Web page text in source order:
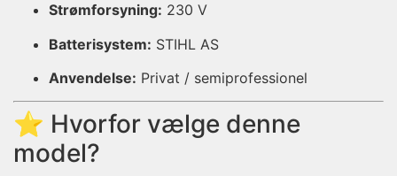
Strømforsyning: 230 V
Batterisystem: STIHL AS
Anvendelse: Privat / semiprofessionel
⭐ Hvorfor vælge denne
model?